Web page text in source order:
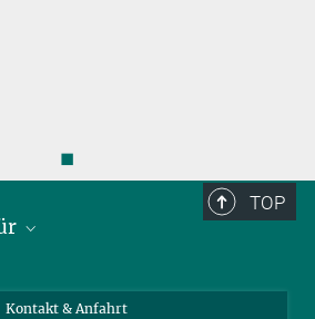
◼
TOP
Kontakt & Anfahrt